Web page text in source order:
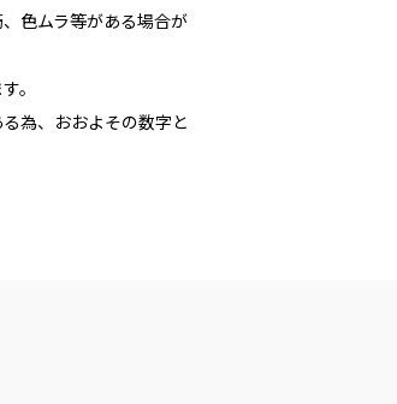
色ムラ等がある場合が
。
為、おおよその数字と